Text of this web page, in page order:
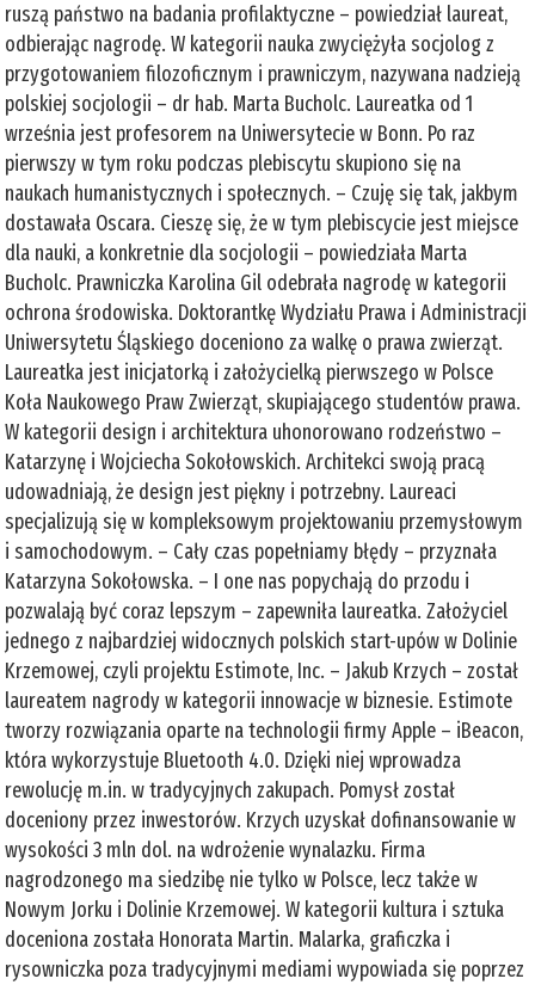
ruszą państwo na badania profilaktyczne – powiedział laureat,
odbierając nagrodę. W kategorii nauka zwyciężyła socjolog z
przygotowaniem filozoficznym i prawniczym, nazywana nadzieją
polskiej socjologii – dr hab. Marta Bucholc. Laureatka od 1
września jest profesorem na Uniwersytecie w Bonn. Po raz
pierwszy w tym roku podczas plebiscytu skupiono się na
naukach humanistycznych i społecznych. – Czuję się tak, jakbym
dostawała Oscara. Cieszę się, że w tym plebiscycie jest miejsce
dla nauki, a konkretnie dla socjologii – powiedziała Marta
Bucholc. Prawniczka Karolina Gil odebrała nagrodę w kategorii
ochrona środowiska. Doktorantkę Wydziału Prawa i Administracji
Uniwersytetu Śląskiego doceniono za walkę o prawa zwierząt.
Laureatka jest inicjatorką i założycielką pierwszego w Polsce
Koła Naukowego Praw Zwierząt, skupiającego studentów prawa.
W kategorii design i architektura uhonorowano rodzeństwo –
Katarzynę i Wojciecha Sokołowskich. Architekci swoją pracą
udowadniają, że design jest piękny i potrzebny. Laureaci
specjalizują się w kompleksowym projektowaniu przemysłowym
i samochodowym. – Cały czas popełniamy błędy – przyznała
Katarzyna Sokołowska. – I one nas popychają do przodu i
pozwalają być coraz lepszym – zapewniła laureatka. Założyciel
jednego z najbardziej widocznych polskich start-upów w Dolinie
Krzemowej, czyli projektu Estimote, Inc. – Jakub Krzych – został
laureatem nagrody w kategorii innowacje w biznesie. Estimote
tworzy rozwiązania oparte na technologii firmy Apple – iBeacon,
która wykorzystuje Bluetooth 4.0. Dzięki niej wprowadza
rewolucję m.in. w tradycyjnych zakupach. Pomysł został
doceniony przez inwestorów. Krzych uzyskał dofinansowanie w
wysokości 3 mln dol. na wdrożenie wynalazku. Firma
nagrodzonego ma siedzibę nie tylko w Polsce, lecz także w
Nowym Jorku i Dolinie Krzemowej. W kategorii kultura i sztuka
doceniona została Honorata Martin. Malarka, graficzka i
rysowniczka poza tradycyjnymi mediami wypowiada się poprzez